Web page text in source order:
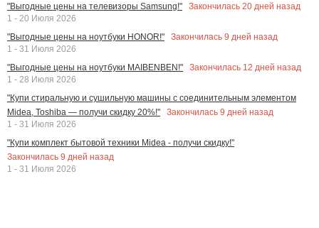
"Выгодные цены на телевизоры Samsung!"
Закончилась 20 дней назад
1 - 20 Июля 2026
"Выгодные цены на ноутбуки HONOR!"
Закончилась 9 дней назад
1 - 31 Июля 2026
"Выгодные цены на ноутбуки MAIBENBEN!"
Закончилась 12 дней назад
1 - 28 Июля 2026
"Купи стиральную и сушильную машины с соединительным элементом
Midea, Toshiba — получи скидку 20%!"
Закончилась 9 дней назад
1 - 31 Июля 2026
"Купи комплект бытовой техники Midea - получи скидку!"
Закончилась 9 дней назад
1 - 31 Июля 2026